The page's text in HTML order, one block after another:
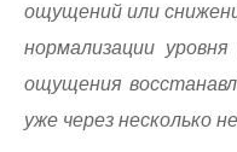
ощущений или
нормализации
ощущения
уже через несколько